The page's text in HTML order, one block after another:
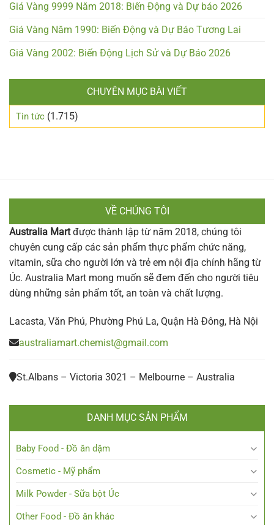
Giá Vàng 9999 Năm 2018: Biến Động và Dự báo 2026
Giá Vàng Năm 1990: Biến Động và Dự Báo Tương Lai
Giá Vàng 2002: Biến Động Lịch Sử và Dự Báo 2026
CHUYÊN MỤC BÀI VIẾT
Tin tức (1.715)
VỀ CHÚNG TÔI
Australia Martđược thành lập từ năm 2018, chúng tôi
chuyên cung cấp các sản phẩm thực phẩm chức năng,
vitamin, sữa cho người lớn và trẻ em nội địa chính hãng từ
Úc. Australia Mart mong muốn sẽ đem đến cho người tiêu
dùng những sản phẩm tốt, an toàn và chất lượng.
Lacasta, Văn Phú, Phường Phú La, Quận Hà Đông, Hà Nội
australiamart.chemist@gmail.com
St.Albans – Victoria 3021 – Melbourne – Australia
DANH MỤC SẢN PHẨM
Baby Food - Đồ ăn dặm
Cosmetic - Mỹ phẩm
Milk Powder - Sữa bột Úc
Other Food - Đồ ăn khác